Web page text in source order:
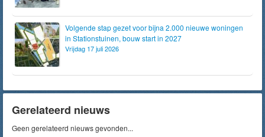
Volgende stap gezet voor bijna 2.000 nieuwe woningen
in Stationstuinen, bouw start in 2027
Vrijdag 17 juli 2026
Gerelateerd nieuws
Geen gerelateerd nieuws gevonden...